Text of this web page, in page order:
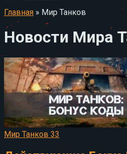
Главная » Мир Танков
Новости Мира
Мир Танков 33